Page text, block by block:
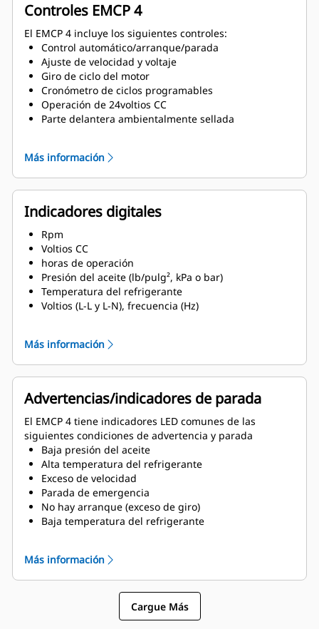
Controles EMCP 4
El EMCP 4 incluye los siguientes controles:
Control automático/arranque/parada
Ajuste de velocidad y voltaje
Giro de ciclo del motor
Cronómetro de ciclos programables
Operación de 24voltios CC
Parte delantera ambientalmente sellada
Más información
Indicadores digitales
Rpm
Voltios CC
horas de operación
Presión del aceite (lb/pulg², kPa o bar)
Temperatura del refrigerante
Voltios (L-L y L-N), frecuencia (Hz)
Más información
Advertencias/indicadores de parada
El EMCP 4 tiene indicadores LED comunes de las
siguientes condiciones de advertencia y parada
Baja presión del aceite
Alta temperatura del refrigerante
Exceso de velocidad
Parada de emergencia
No hay arranque (exceso de giro)
Baja temperatura del refrigerante
Más información
Cargue Más